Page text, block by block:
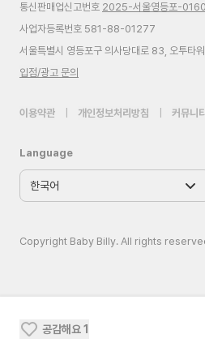
공감해요1
통신판매업신고번호 2025-서울영등포-0160
사업자등록번호 581-88-01277
서울특별시 영등포구 의사당대로 83, 오투타
입점/광고 문의
이용약관 개인정보처리방침 커뮤니
Language
Copyright Baby Billy. All rights